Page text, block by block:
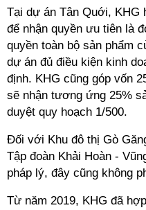
Tại dự án Tân Quới, KHG
để nhận quyền ưu tiên là
quyền toàn bộ sản phẩm
dự án đủ điều kiện kinh
định. KHG cũng góp vốn
sẽ nhận tương ứng 25%
duyệt quy hoạch 1/500.
Đối với Khu đô thị Gò
Tập đoàn Khải Hoàn -
pháp lý, đây cũng không
Từ năm 2019, KHG đã